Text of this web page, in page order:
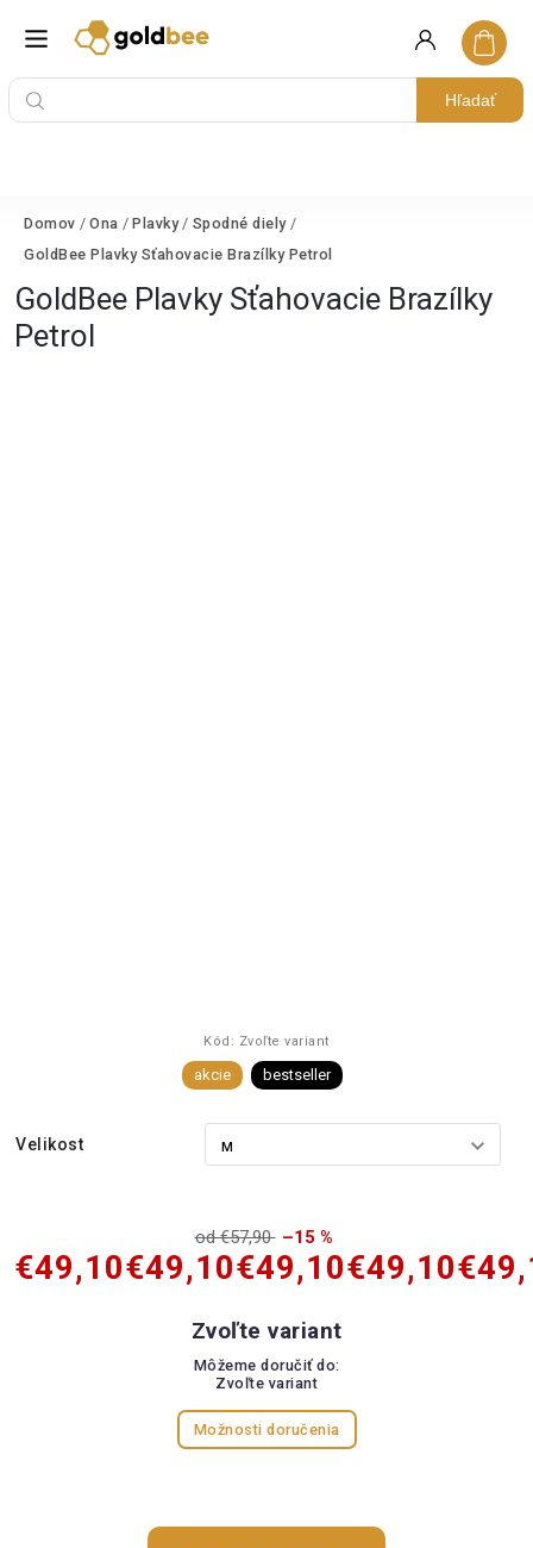
Hľadať
Domov / Ona / Plavky / Spodné diely /
GoldBee Plavky Sťahovacie Brazílky Petrol
GoldBee Plavky Sťahovacie Brazílky
Petrol
Kód: Zvoľte variant
akcie bestseller
Velikost
od €57,90 –15 %
€49,10€49,10€49,10€49,10
Zvoľte variant
Môžeme doručiť do:
Zvoľte variant
Možnosti doručenia